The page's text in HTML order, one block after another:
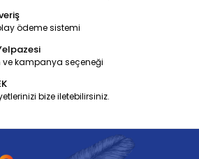
ödeme sistemi
ve kampanya seçeneği
bize iletebilirsiniz.